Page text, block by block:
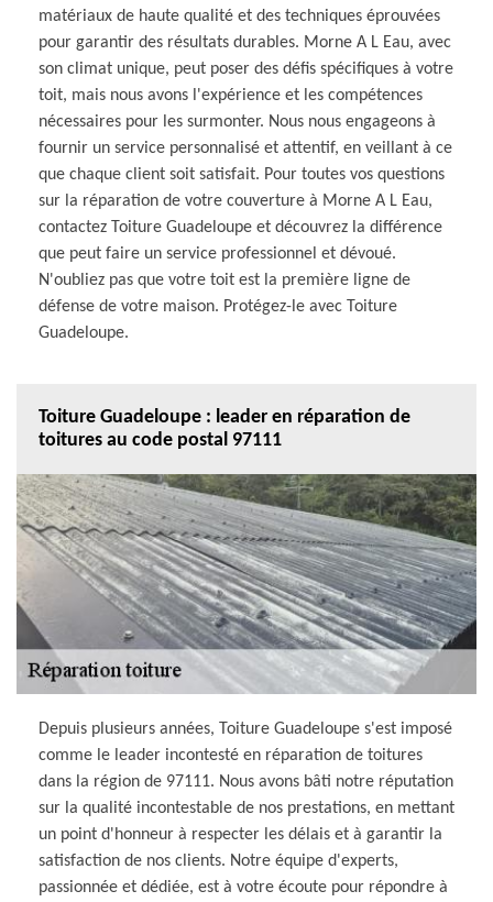
matériaux de haute qualité et des techniques éprouvées
pour garantir des résultats durables. Morne A L Eau, avec
son climat unique, peut poser des défis spécifiques à votre
toit, mais nous avons l'expérience et les compétences
nécessaires pour les surmonter. Nous nous engageons à
fournir un service personnalisé et attentif, en veillant à ce
que chaque client soit satisfait. Pour toutes vos questions
sur la réparation de votre couverture à Morne A L Eau,
contactez Toiture Guadeloupe et découvrez la différence
que peut faire un service professionnel et dévoué.
N'oubliez pas que votre toit est la première ligne de
défense de votre maison. Protégez-le avec Toiture
Guadeloupe.
Toiture Guadeloupe : leader en réparation de
toitures au code postal 97111
Depuis plusieurs années, Toiture Guadeloupe s'est imposé
comme le leader incontesté en réparation de toitures
dans la région de 97111. Nous avons bâti notre réputation
sur la qualité incontestable de nos prestations, en mettant
un point d'honneur à respecter les délais et à garantir la
satisfaction de nos clients. Notre équipe d'experts,
passionnée et dédiée, est à votre écoute pour répondre à